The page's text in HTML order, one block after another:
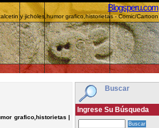
Blogsperu.com
y jicholes,humor grafico,historietas - Comic/Cartoon
Buscar
Ingrese Su Búsqueda
grafico,historietas |